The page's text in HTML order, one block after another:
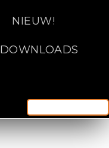
NIEUW!
DOWNLOADS